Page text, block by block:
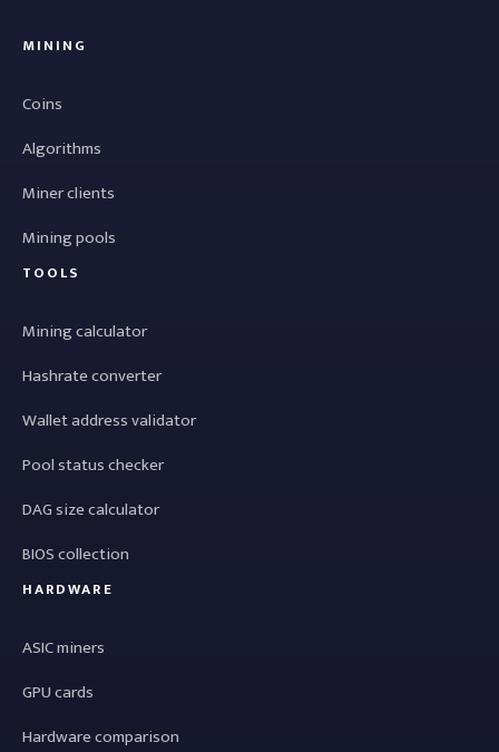
MINING
Coins
Algorithms
Miner clients
Mining pools
TOOLS
Mining calculator
Hashrate converter
Wallet address validator
Pool status checker
DAG size calculator
BIOS collection
HARDWARE
ASIC miners
GPU cards
Hardware comparison